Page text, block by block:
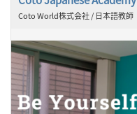
Coto World株式会社 / 日本語教師